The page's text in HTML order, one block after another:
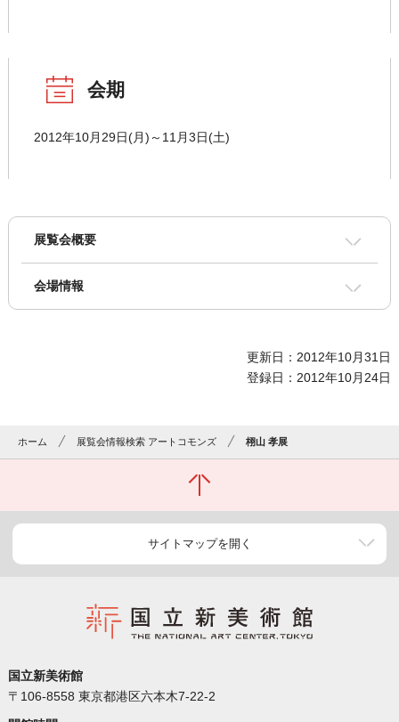
会期
2012年10月29日(月)～11月3日(土)
展覧会概要
会場情報
更新日：2012年10月31日
登録日：2012年10月24日
ホーム 展覧会情報検索 アートコモンズ 栩山 孝展
サイトマップを開く
国立新美術館
〒106-8558 東京都港区六本木7-22-2